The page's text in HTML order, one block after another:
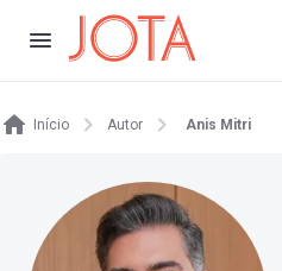
Início Autor Anis Mitri